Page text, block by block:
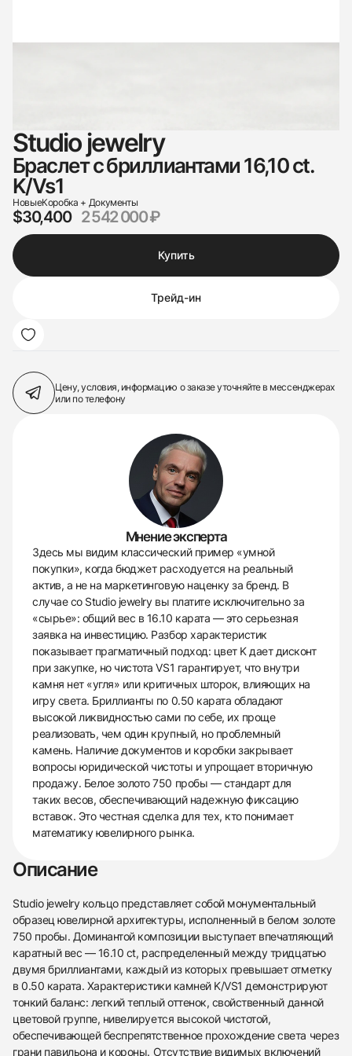
Studio jewelry
Браслет с бриллиантами 16,10 ct.
K/Vs1
НовыеКоробка + Документы
$30,400 2 542 000 ₽
Купить
Трейд-ин
Цену, условия, информацию о заказеуточняйте в мессенджерах
или по телефону
Мнение эксперта
Здесь мы видим классический пример «умной
покупки», когда бюджет расходуется на реальный
актив, а не на маркетинговую наценку за бренд. В
случае со Studio jewelry вы платите исключительно за
«сырье»: общий вес в 16.10 карата — это серьезная
заявка на инвестицию. Разбор характеристик
показывает прагматичный подход: цвет K дает дисконт
при закупке, но чистота VS1 гарантирует, что внутри
камня нет «угля» или критичных шторок, влияющих на
игру света. Бриллианты по 0.50 карата обладают
высокой ликвидностью сами по себе, их проще
реализовать, чем один крупный, но проблемный
камень. Наличие документов и коробки закрывает
вопросы юридической чистоты и упрощает вторичную
продажу. Белое золото 750 пробы — стандарт для
таких весов, обеспечивающий надежную фиксацию
вставок. Это честная сделка для тех, кто понимает
математику ювелирного рынка.
Описание
Studio jewelry кольцо представляет собой монументальный
образец ювелирной архитектуры, исполненный в белом золоте
750 пробы. Доминантой композиции выступает впечатляющий
каратный вес — 16.10 ct, распределенный между тридцатью
двумя бриллиантами, каждый из которых превышает отметку
в 0.50 карата. Характеристики камней K/VS1 демонстрируют
тонкий баланс: легкий теплый оттенок, свойственный данной
цветовой группе, нивелируется высокой чистотой,
обеспечивающей беспрепятственное прохождение света через
грани павильона и короны. Отсутствие видимых включений